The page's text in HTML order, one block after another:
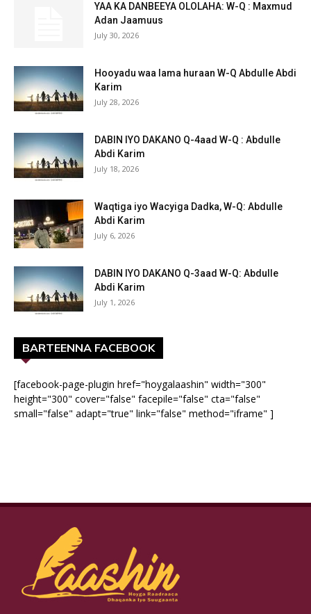
YAA KA DANBEEYA OLOLAHA: W-Q : Maxmud
Adan Jaamuus
July 30, 2026
Hooyadu waa lama huraan W-Q Abdulle Abdi
Karim
July 28, 2026
DABIN IYO DAKANO Q-4aad W-Q : Abdulle
Abdi Karim
July 18, 2026
Waqtiga iyo Wacyiga Dadka, W-Q: Abdulle
Abdi Karim
July 6, 2026
DABIN IYO DAKANO Q-3aad W-Q: Abdulle
Abdi Karim
July 1, 2026
BARTEENNA FACEBOOK
[facebook-page-plugin href="hoygalaashin" width="300"
height="300" cover="false" facepile="false" cta="false"
small="false" adapt="true" link="false" method="iframe" ]